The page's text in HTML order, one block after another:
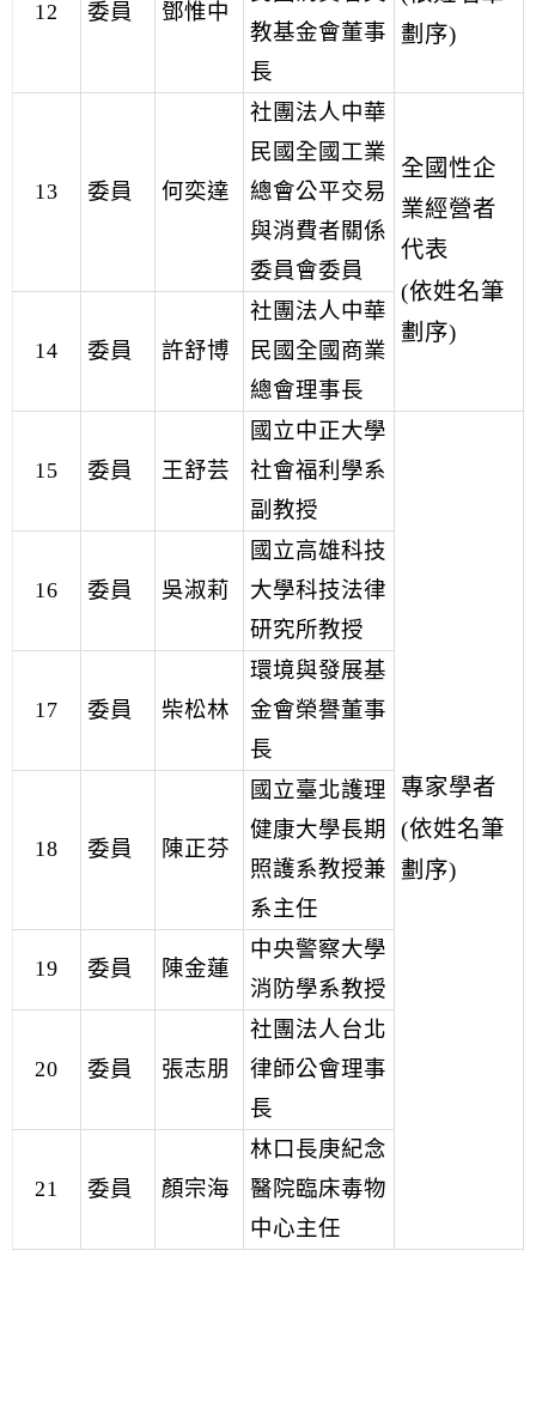
劃序)
12 委員 鄧惟中
教基金會董事
長
13 委員 何奕達
社團法人中華
民國全國工業
總會公平交易
與消費者關係
委員會委員
全國性企
業經營者
代表
(依姓名筆
劃序)
14 委員 許舒博
社團法人中華
民國全國商業
總會理事長
15 委員 王舒芸
國立中正大學
社會福利學系
副教授
專家學者
(依姓名筆
劃序)
16 委員 吳淑莉
國立高雄科技
大學科技法律
研究所教授
17 委員 柴松林
環境與發展基
金會榮譽董事
長
18 委員 陳正芬
國立臺北護理
健康大學長期
照護系教授兼
系主任
19 委員 陳金蓮
中央警察大學
消防學系教授
20 委員 張志朋
社團法人台北
律師公會理事
長
21 委員 顏宗海
林口長庚紀念
醫院臨床毒物
中心主任